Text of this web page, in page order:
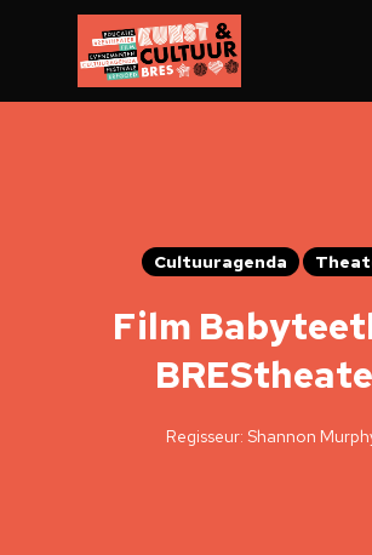
Cultuuragenda
Film
Regisseur: Shannon